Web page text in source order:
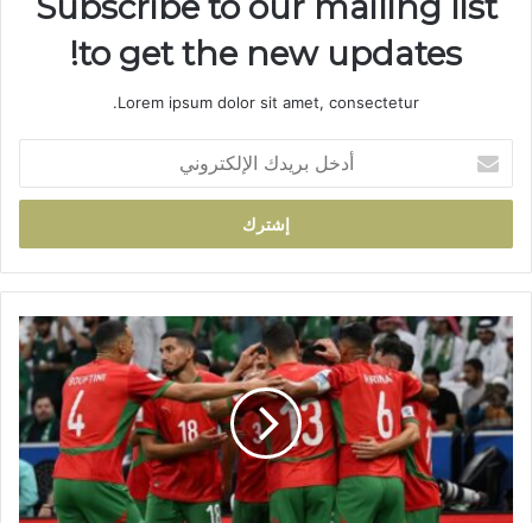
to get the new updates!
Lorem ipsum dolor sit amet, consectetur.
خ
ب
ر
د
ك
ا
ل
إ
ا
ل
م
ن
ت
خ